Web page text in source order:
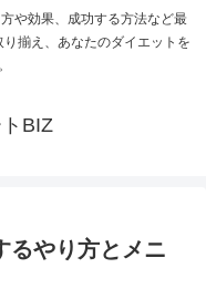
や効果、成功する方法など最
揃え、あなたのダイエットを
BIZ
るやり方とメニ